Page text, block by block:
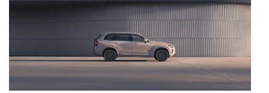
experiência de navegação no Website e nos serviços
disponibilizados.
Consulte a política de cookies do site.